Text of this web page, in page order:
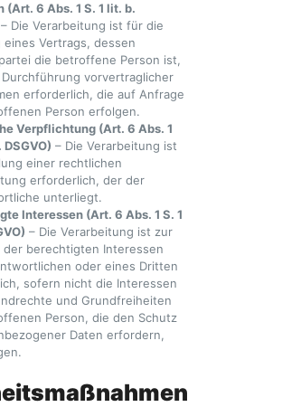
(Art. 6 Abs. 1 S. 1 lit. b.
– Die Verarbeitung ist für die
eines Vertrags, dessen
die betroffene Person ist,
vorvertraglicher
erforderlich, die auf Anfrage
Person erfolgen.
Verpflichtung (Art. 6 Abs. 1
– Die Verarbeitung ist
einer rechtlichen
erforderlich, der der
unterliegt.
Interessen (Art. 6 Abs. 1 S. 1
– Die Verarbeitung ist zur
der berechtigten Interessen
oder eines Dritten
sofern nicht die Interessen
und Grundfreiheiten
Person, die den Schutz
Daten erfordern,